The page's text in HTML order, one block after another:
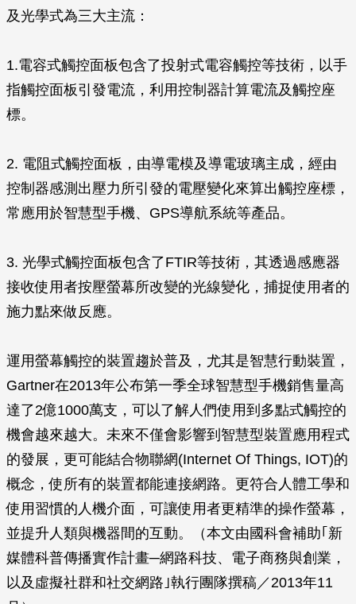
及光學式為三大主流：
1.電容式觸控面板包含了投射式電容觸控等技術，以手
指觸控面板引發電流，利用控制器計算電流及觸控座
標。
2. 電阻式觸控面板，由導電模及導電玻璃主成，經由
控制器感測出壓力所引發的電壓變化來算出觸控座標，
常應用於智慧型手機、GPS導航系統等產品。
3. 光學式觸控面板包含了FTIR等技術，其透過感應器
接收使用者按壓螢幕所改變的光線變化，捕捉使用者的
施力點來做反應。
運用螢幕觸控的裝置趨於普及，尤其是智慧行動裝置，
Gartner在2013年公布第一季全球智慧型手機銷售量高
達了2億1000萬支，可以了解人們使用到多點式觸控的
機會越來越大。未來不僅會影響到智慧型裝置應用程式
的發展，更可能結合物聯網(Internet Of Things, IOT)的
概念，使所有的裝置都能連接網路。更符合人體工學和
使用習慣的人機介面，可讓使用者更精準的操作螢幕，
並提升人類與機器間的互動。（本文由國科會補助｢新
媒體科普傳播實作計畫─網路科技、電子商務與創業，
以及虛擬社群和社交網路｣執行團隊撰稿／2013年11